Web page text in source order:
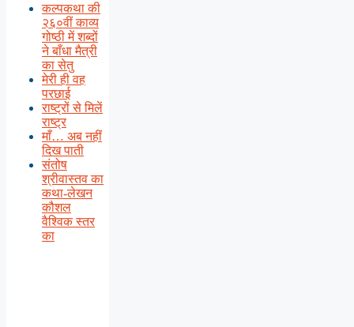
कल्पकथा की
२६०वीं काव्य
गोष्ठी में शब्दों
ने बाँधा मैत्री
का सेतु
मेरी ही वह
परछाई
राष्ट्रों से मिलें
राष्ट्र
माँ… अब नहीं
दिख पाती
संतोष
श्रीवास्तव का
कथा-लेखन
कौशल
वैश्विक स्तर
का